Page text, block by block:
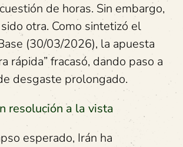
de horas. Sin embargo,
otra. Como sintetizó el
(30/03/2026), la apuesta
rápida” fracasó, dando paso a
desgaste prolongado.
resolución a la vista
esperado, Irán ha